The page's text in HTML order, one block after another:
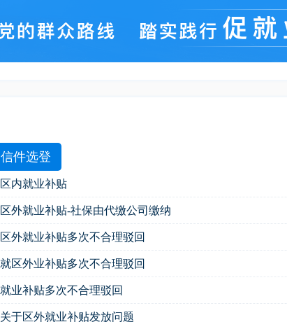
信件选登
区内就业补贴
区外就业补贴-社保由代缴公司缴纳
区外就业补贴多次不合理驳回
就区外业补贴多次不合理驳回
就业补贴多次不合理驳回
关于区外就业补贴发放问题